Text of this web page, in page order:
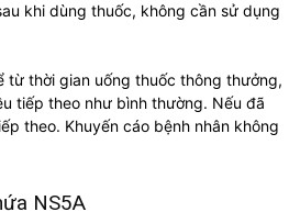
khi dùng thuốc, không cần sử dụng
từ thời gian uống thuốc thông thưởng,
tiếp theo như bình thường. Nếu đã
theo. Khuyến cáo bệnh nhân không
NS5A